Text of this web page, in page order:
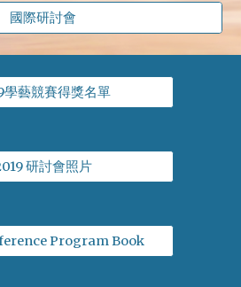
國際研討會
學藝競賽得獎名單
研討會照片
Program Book